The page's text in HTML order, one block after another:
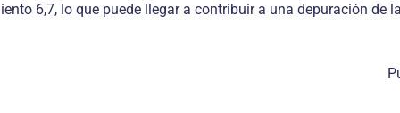
6,7, lo que puede llegar a contribuir a una depuración